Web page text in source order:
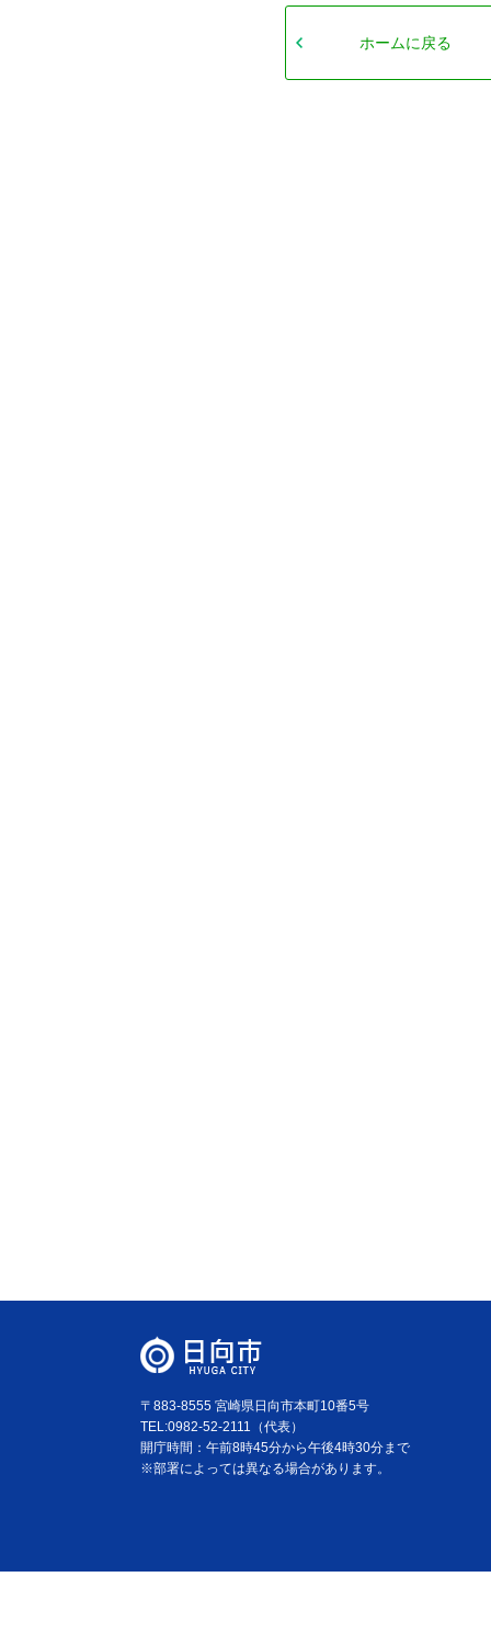
ホームに戻る
〒883-8555 宮崎県日向市本町10番5号
TEL:0982-52-2111（代表）
開庁時間：午前8時45分から午後4時30分まで
※部署によっては異なる場合があります。